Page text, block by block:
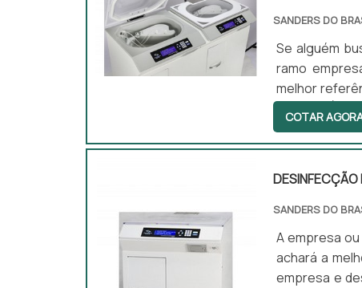
SANDERS DO
Se alguém
ramo
melhor
inovadora,
ultrassônicas
entrega fin...
COTAR
SANDERS DO
A empresa
achará a
empresa e